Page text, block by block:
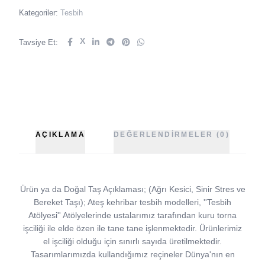
Kategoriler: Tesbih
Tavsiye Et: X
AÇIKLAMA DEĞERLENDIRMELER (0)
Ürün ya da Doğal Taş Açıklaması; (Ağrı Kesici, Sinir Stres ve
Bereket Taşı); Ateş kehribar tesbih modelleri, ''Tesbih
Atölyesi'' Atölyelerinde ustalarımız tarafından kuru torna
işciliği ile elde özen ile tane tane işlenmektedir. Ürünlerimiz
el işciliği olduğu için sınırlı sayıda üretilmektedir.
Tasarımlarımızda kullandığımız reçineler Dünya'nın en